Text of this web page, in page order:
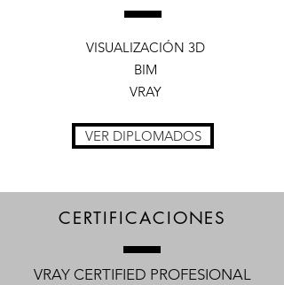
VISUALIZACIÓN 3D
BIM
VRAY
VER DIPLOMADOS
CERTIFICACIONES
VRAY CERTIFIED PROFESIONAL